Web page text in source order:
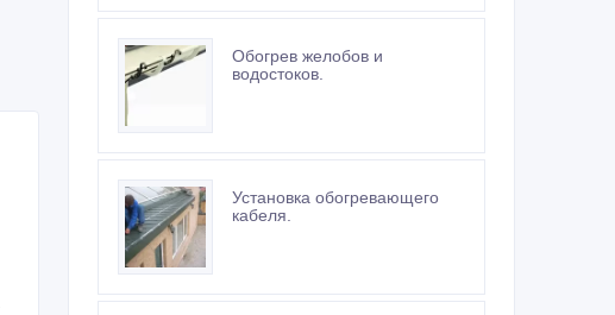
Обогрев желобов и
водостоков.
Установка обогревающего
кабеля.